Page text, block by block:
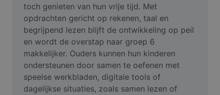
AI People Remover
AI Inpainting
Face Cutout
Video
toch genieten van hun vrije tijd. Met
opdrachten gericht op rekenen, taal en
begrijpend lezen blijft de ontwikkeling op peil
en wordt de overstap naar groep 6
makkelijker. Ouders kunnen hun kinderen
ondersteunen door samen te oefenen met
speelse werkbladen, digitale tools of
dagelijkse situaties, zoals samen lezen of